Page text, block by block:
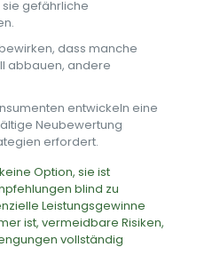
gefährliche
dass manche
abbauen, andere
entwickeln eine
Neubewertung
erfordert.
Option, sie ist
blind zu
Leistungsgewinne
ist, vermeidbare Risiken,
vollständig